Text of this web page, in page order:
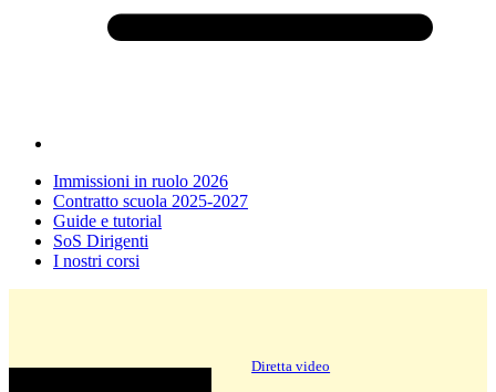
Immissioni in ruolo 2026
Contratto scuola 2025-2027
Guide e tutorial
SoS Dirigenti
I nostri corsi
Diretta video